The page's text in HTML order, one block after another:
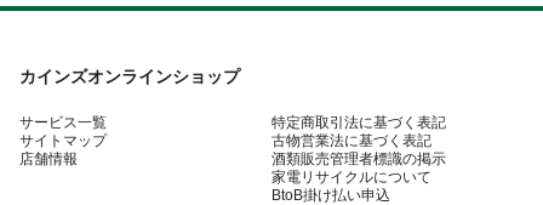
カインズオンラインショップ
サービス一覧
サイトマップ
店舗情報
特定商取引法に基づく表記
古物営業法に基づく表記
酒類販売管理者標識の掲示
家電リサイクルについて
BtoB掛け払い申込